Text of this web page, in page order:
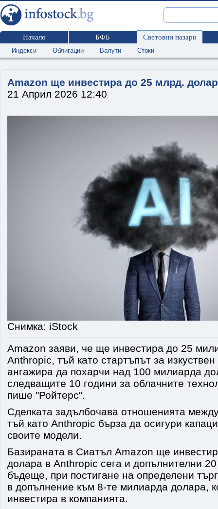
Начало БФБ Световни пазари
Индекси Облигации Валути Стоки
Amazon ще инвестира до 25 млрд.
21 Април 2026 12:40
Снимка: iStock
Amazon заяви, че ще инвестира до 25
Anthropic, тъй като стартъпът за изкуствен
ангажира да похарчи над 100 милиарда
следващите 10 години за облачните
пише "Ройтерс".
Сделката задълбочава отношенията
тъй като Anthropic бърза да осигури
своите модели.
Базираната в Сиатъл Amazon ще
долара в Anthropic сега и допълнителни
бъдеще, при постигане на определени
в допълнение към 8-те милиарда долара,
инвестира в компанията.